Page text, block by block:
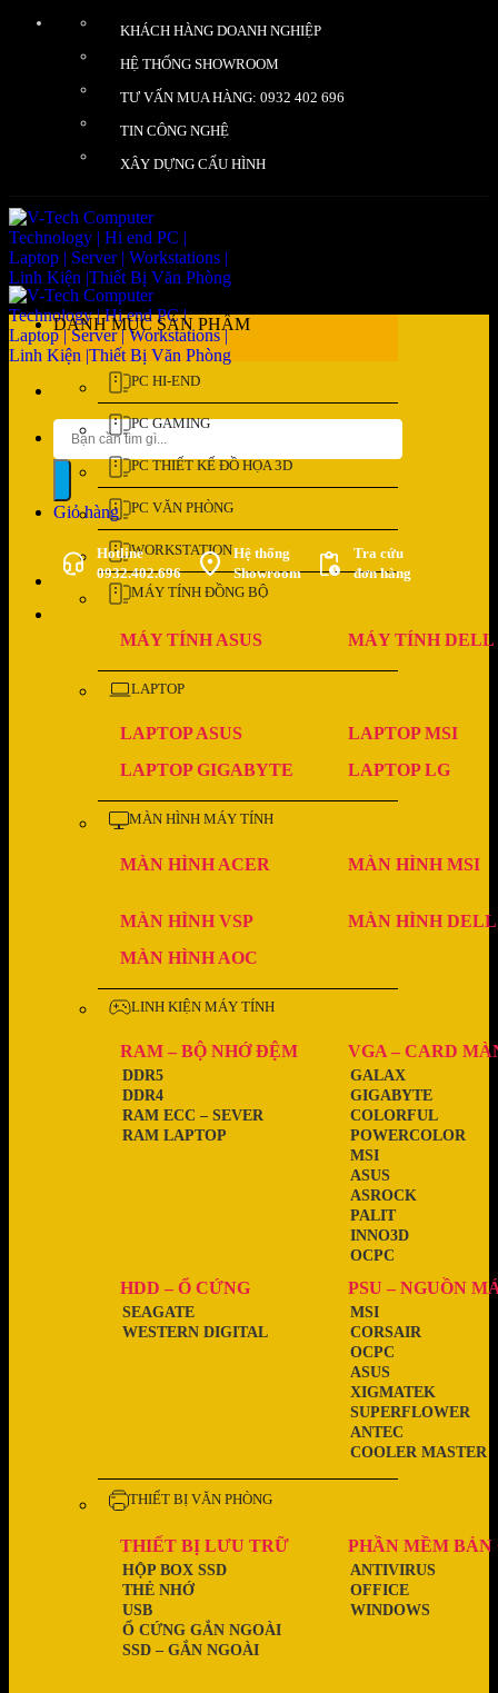
KHÁCH HÀNG DOANH NGHIỆP
HỆ THỐNG SHOWROOM
TƯ VẤN MUA HÀNG: 0932 402 696
TIN CÔNG NGHỆ
XÂY DỰNG CẤU HÌNH
Tìm
kiếm:
Giỏ hàng
Hotline
0932.402.696
Hệ thống
Showroom
Tra cứu
đơn hàng
DANH MỤC SẢN PHẨM
PC HI-END
PC GAMING
PC THIẾT KẾ ĐỒ HỌA 3D
PC VĂN PHÒNG
WORKSTATION
MÁY TÍNH ĐỒNG BỘ
MÁY TÍNH ASUS MÁY TÍNH DELL
LAPTOP
LAPTOP ASUS
LAPTOP MSI
LAPTOP GIGABYTE
LAPTOP LG
MÀN HÌNH MÁY TÍNH
MÀN HÌNH ACER MÀN HÌNH MSI
MÀN HÌNH VSP
MÀN HÌNH DELL
MÀN HÌNH AOC
LINH KIỆN MÁY TÍNH
RAM – BỘ NHỚ ĐỆM
RAM LAPTOP
RAM ECC – SEVER
DDR4
DDR5
VGA – CARD
OCPC
INNO3D
PALIT
ASROCK
ASUS
MSI
POWERCOLOR
COLORFUL
GIGABYTE
GALAX
HDD – Ổ CỨNG
WESTERN DIGITAL
SEAGATE
PSU – NGUỒN
COOLER MASTER
ANTEC
SUPERFLOWER
XIGMATEK
ASUS
OCPC
CORSAIR
MSI
THIẾT BỊ VĂN PHÒNG
THIẾT BỊ LƯU TRỮ
SSD – GẮN NGOÀI
Ổ CỨNG GẮN NGOÀI
USB
THẺ NHỚ
HỘP BOX SSD
PHẦN MỀM BẢN
WINDOWS
OFFICE
ANTIVIRUS